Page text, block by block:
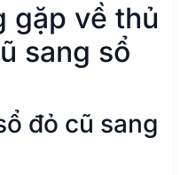
gặp về thủ
sang sổ
đỏ cũ sang